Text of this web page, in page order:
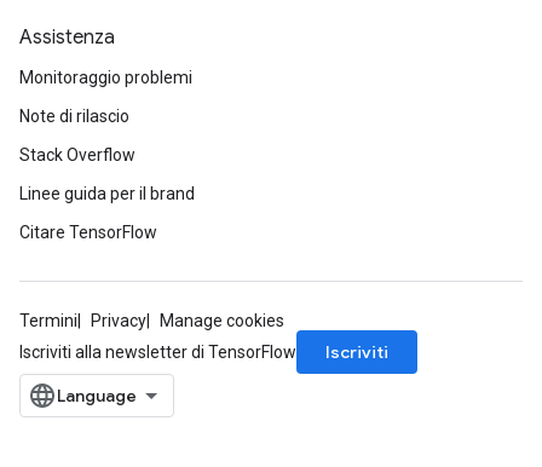
Assistenza
Monitoraggio problemi
Note di rilascio
Stack Overflow
Linee guida per il brand
Citare TensorFlow
Termini Privacy
Manage cookies
Iscriviti alla newsletter di TensorFlow
Iscriviti